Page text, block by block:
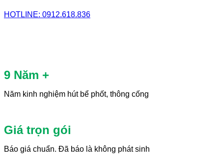
HOTLINE: 0912.618.836
9 Năm +
Năm kinh nghiệm hút bể phốt, thông cống
Giá trọn gói
Báo giá chuẩn. Đã báo là không phát sinh